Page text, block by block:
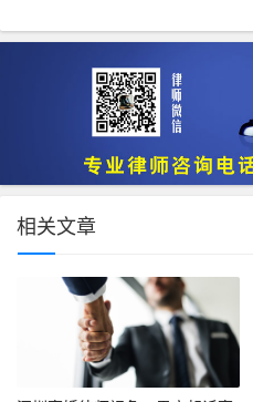
相关文章